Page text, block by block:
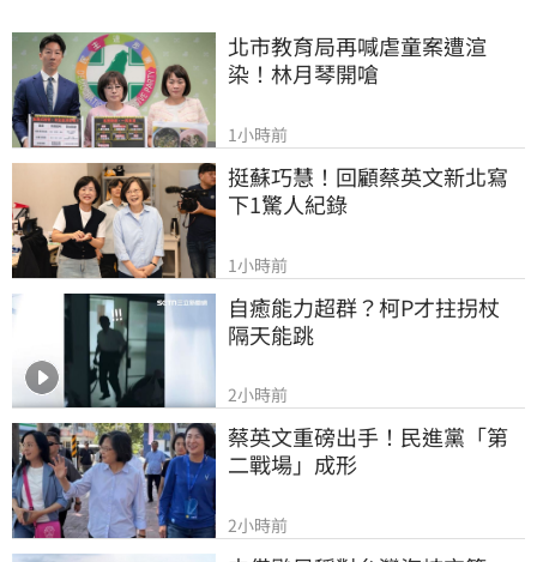
北市教育局再喊虐童案遭渲
染！林月琴開嗆
1小時前
挺蘇巧慧！回顧蔡英文新北寫
下1驚人紀錄
1小時前
自癒能力超群？柯P才拄拐杖
隔天能跳
2小時前
蔡英文重磅出手！民進黨「第
二戰場」成形
2小時前